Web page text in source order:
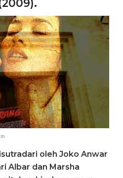
oleh Joko Anwar
Albar dan Marsha